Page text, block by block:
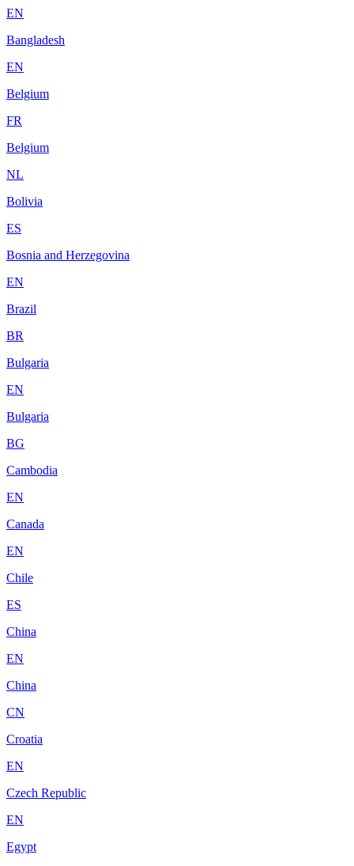
EN
Bangladesh
EN
Belgium
FR
Belgium
NL
Bolivia
ES
Bosnia and Herzegovina
EN
Brazil
BR
Bulgaria
EN
Bulgaria
BG
Cambodia
EN
Canada
EN
Chile
ES
China
EN
China
CN
Croatia
EN
Czech Republic
EN
Egypt